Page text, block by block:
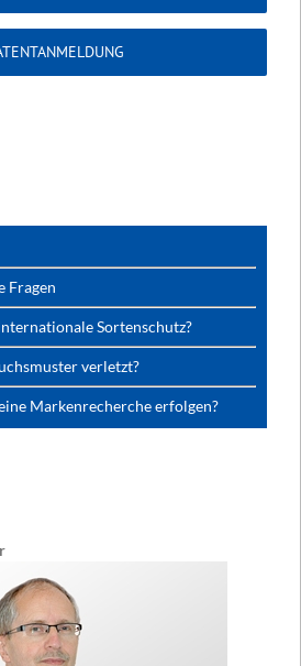
Fragen
Sortenschutz?
verletzt?
Markenrecherche erfolgen?